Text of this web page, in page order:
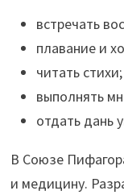
встречать
плавание и
читать стихи;
выполнять
отдать дань
В Союзе
и медицину.